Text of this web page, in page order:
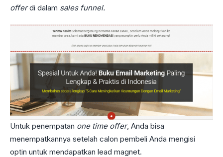
offerdi dalam sales funnel.
Untuk penempatan one time offer, Anda bisa
menempatkannya setelah calon pembeli Anda mengisi
optin untuk mendapatkan lead magnet.